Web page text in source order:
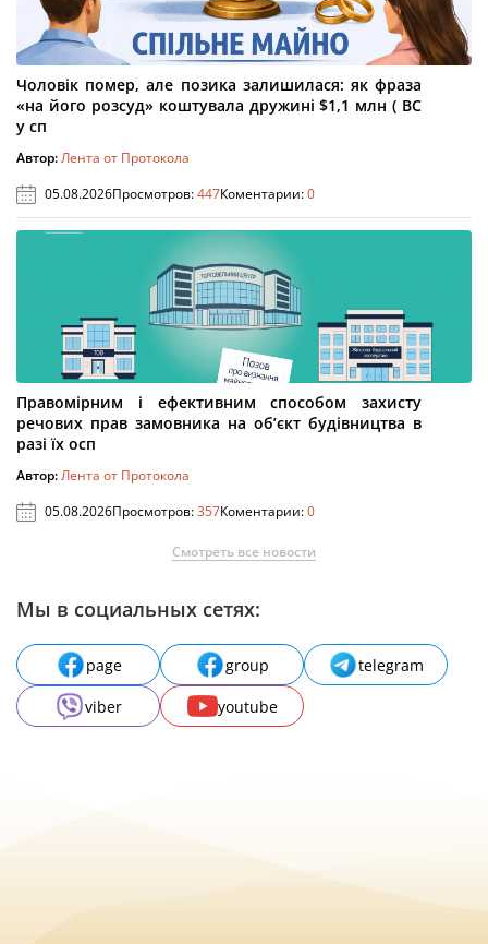
Чоловік помер, але позика залишилася: як фраза
«на його розсуд» коштувала дружині $1,1 млн ( ВС
у сп
Автор:Лента от Протокола
05.08.2026Просмотров:447Коментарии:0
Правомірним і ефективним способом захисту
речових прав замовника на об’єкт будівництва в
разі їх осп
Автор:Лента от Протокола
05.08.2026Просмотров:357Коментарии:0
Смотреть все новости
Мы в социальных сетях:
page group
telegram
viber
youtube